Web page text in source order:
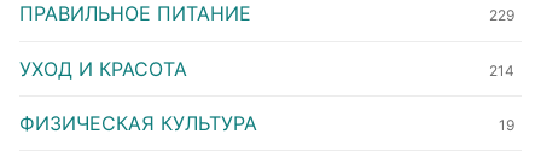
ПРАВИЛЬНОЕ ПИТАНИЕ 229
УХОД И КРАСОТА 214
ФИЗИЧЕСКАЯ КУЛЬТУРА 19